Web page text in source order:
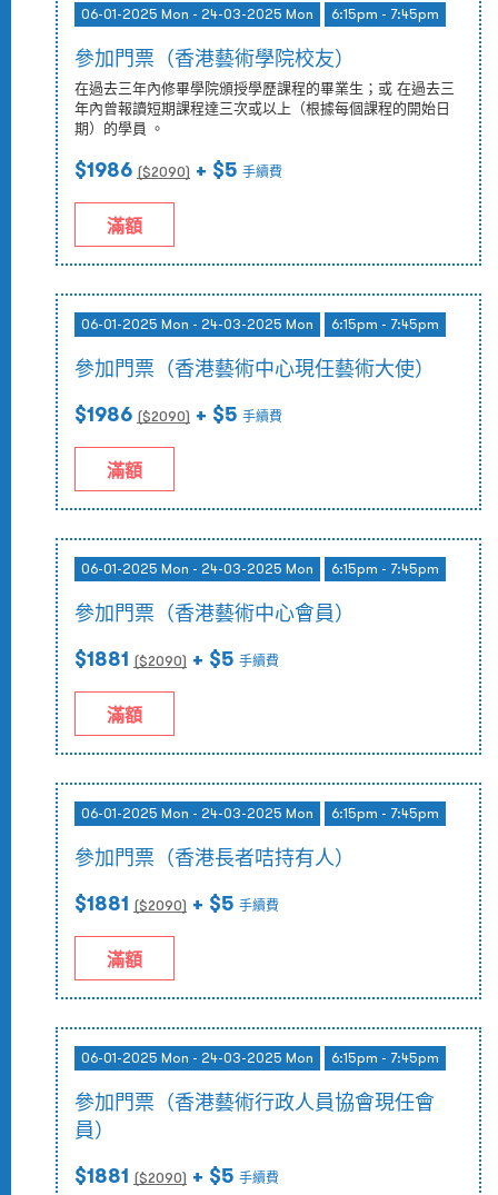
06-01-2025 Mon - 24-03-2025 Mon 6:15pm - 7:45pm
參加門票（香港藝術學院校友）
在過去三年內修畢學院頒授學歷課程的畢業生；或 在過去三
年內曾報讀短期課程達三次或以上（根據每個課程的開始日
期）的學員 。
$1986 ($2090) + $5 手續費
滿額
06-01-2025 Mon - 24-03-2025 Mon 6:15pm - 7:45pm
參加門票（香港藝術中心現任藝術大使）
$1986 ($2090) + $5 手續費
滿額
06-01-2025 Mon - 24-03-2025 Mon 6:15pm - 7:45pm
參加門票（香港藝術中心會員）
$1881 ($2090) + $5 手續費
滿額
06-01-2025 Mon - 24-03-2025 Mon 6:15pm - 7:45pm
參加門票（香港長者咭持有人）
$1881 ($2090) + $5 手續費
滿額
06-01-2025 Mon - 24-03-2025 Mon 6:15pm - 7:45pm
參加門票（香港藝術行政人員協會現任會
員）
$1881 ($2090) + $5 手續費